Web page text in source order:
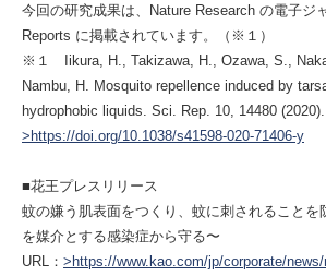
今回の研究成果は、Nature Research の電子ジ
Reports に掲載されています。（※１）
※１ Iikura, H., Takizawa, H., Ozawa, S.,
Nambu, H. Mosquito repellence induced by
hydrophobic liquids. Sci. Rep. 10, 14480
>https://doi.org/10.1038/s41598-020-71406-y
■花王プレスリリース
蚊の嫌う肌表面をつくり、蚊に刺されること
を媒介とする感染症から守る〜
URL： >https://www.kao.com/jp/corporate/